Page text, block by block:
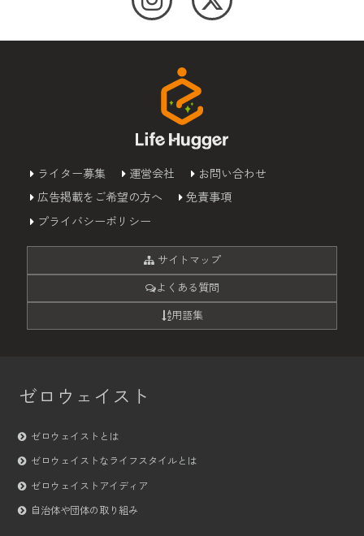
ライター募集 運営会社
お問い合わせ
広告掲載をご希望の方へ
免責事項
プライバシーポリシー
サイトマップ
よくある質問
用語集
ゼロウェイスト
ゼロウェイストとは
ゼロウェイストなライフスタイルとは
ゼロウェイストアイディア
自治体や団体の取り組み